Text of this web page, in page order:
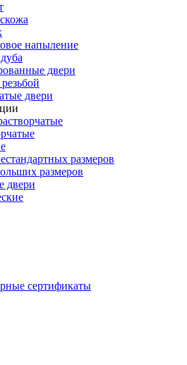
напыление
двери
двери
размеров
размеров
двери
сертификаты